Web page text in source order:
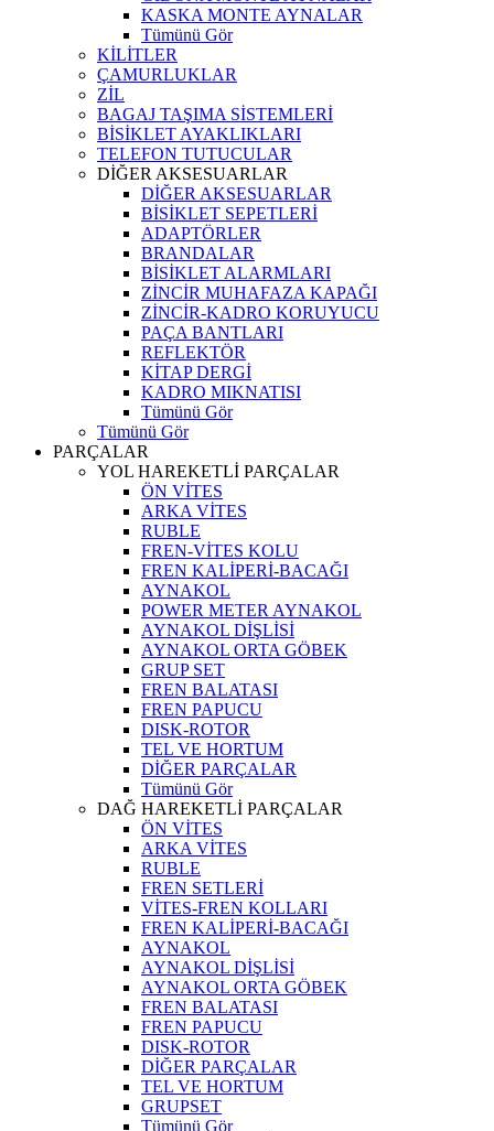
KASKA MONTE AYNALAR
Tümünü Gör
KİLİTLER
ÇAMURLUKLAR
ZİL
BAGAJ TAŞIMA SİSTEMLERİ
BİSİKLET AYAKLIKLARI
TELEFON TUTUCULAR
DİĞER AKSESUARLAR
DİĞER AKSESUARLAR
BİSİKLET SEPETLERİ
ADAPTÖRLER
BRANDALAR
BİSİKLET ALARMLARI
ZİNCİR MUHAFAZA KAPAĞI
ZİNCİR-KADRO KORUYUCU
PAÇA BANTLARI
REFLEKTÖR
KİTAP DERGİ
KADRO MIKNATISI
Tümünü Gör
Tümünü Gör
PARÇALAR
YOL HAREKETLİ PARÇALAR
ÖN VİTES
ARKA VİTES
RUBLE
FREN-VİTES KOLU
FREN KALİPERİ-BACAĞI
AYNAKOL
POWER METER AYNAKOL
AYNAKOL DİŞLİSİ
AYNAKOL ORTA GÖBEK
GRUP SET
FREN BALATASI
FREN PAPUCU
DISK-ROTOR
TEL VE HORTUM
DİĞER PARÇALAR
Tümünü Gör
DAĞ HAREKETLİ PARÇALAR
ÖN VİTES
ARKA VİTES
RUBLE
FREN SETLERİ
VİTES-FREN KOLLARI
FREN KALİPERİ-BACAĞI
AYNAKOL
AYNAKOL DİŞLİSİ
AYNAKOL ORTA GÖBEK
FREN BALATASI
FREN PAPUCU
DISK-ROTOR
DİĞER PARÇALAR
TEL VE HORTUM
GRUPSET
Tümünü Gör